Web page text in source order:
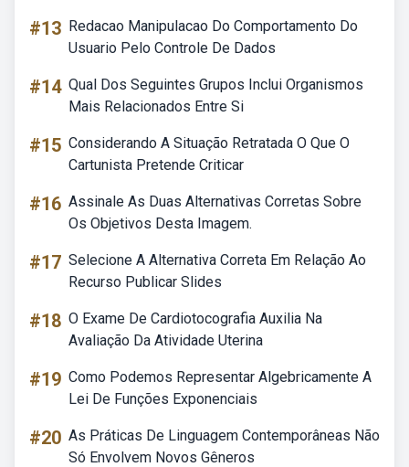
#13 Redacao Manipulacao Do Comportamento Do
Usuario Pelo Controle De Dados
#14 Qual Dos Seguintes Grupos Inclui Organismos
Mais Relacionados Entre Si
#15 Considerando A Situação Retratada O Que O
Cartunista Pretende Criticar
#16 Assinale As Duas Alternativas Corretas Sobre
Os Objetivos Desta Imagem.
#17 Selecione A Alternativa Correta Em Relação Ao
Recurso Publicar Slides
#18 O Exame De Cardiotocografia Auxilia Na
Avaliação Da Atividade Uterina
#19 Como Podemos Representar Algebricamente A
Lei De Funções Exponenciais
#20 As Práticas De Linguagem Contemporâneas Não
Só Envolvem Novos Gêneros